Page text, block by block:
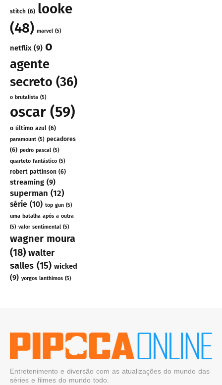
stitch (6) looke
(48) marvel (5)
netflix(9) o
agente
secreto (36)
o brutalista (5)
oscar (59)
o último azul (6)
paramount (5) pecadores
(6) pedro pascal (5)
quarteto fantástico (5)
robert pattinson (6)
streaming (9)
superman (12)
série (10) top gun (5)
uma batalha após a outra
(5) valor sentimental (5)
wagner moura
(18) walter
salles (15) wicked
(9) yorgos lanthimos (5)
Entretenimento e diversão com as atualizações do mundo das
séries e filmes do mundo todo.